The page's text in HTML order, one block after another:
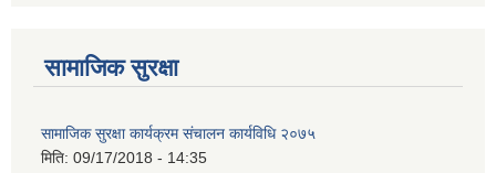
सामाजिक सुरक्षा
सामाजिक सुरक्षा कार्यक्रम संचालन कार्यविधि २०७५
मिति: 09/17/2018 - 14:35